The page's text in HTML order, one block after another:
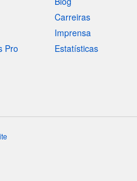
Pro
Carreiras
Imprensa
Estatísticas